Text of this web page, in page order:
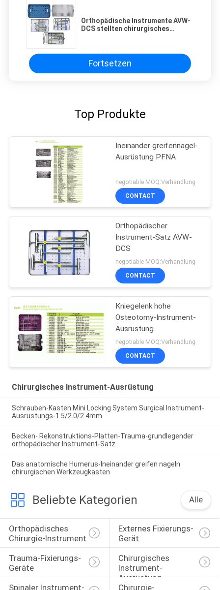
Orthopädische Instrumente AVW-
DCS stellten chirurgisches
Fortsetzen
Top Produkte
Ineinander greifennagel-
Ausrüstung PFNA
negotiable MOQ:Verhandlung
CONTACT
Orthopädischer
Instrument-Satz AVW-
DCS
negotiable MOQ:Verhandlung
CONTACT
Kniegelenk hohe
Osteotomy-Instrument-
Ausrüstung
negotiable MOQ:Verhandlung
CONTACT
Chirurgisches Instrument-Ausrüstung
Schrauben-Kasten Mini Locking System Surgical Instrument-
Ausrüstungs-1.5/2.0/2.4mm
Becken- Rekonstruktions-Platten-Trauma-grundlegender
orthopädischer Instrument-Satz
Das anatomische Humerus-Ineinander greifen nageln
chirurgischen Werkzeugkasten
Beliebte Kategorien Alle
Orthopädisches
Chirurgie-Instrument
Externes Fixierungs-
Gerät
Trauma-Fixierungs-
Geräte
Chirurgisches
Instrument-
Ausrüstung
Spinaler Instrument-
Chirurgie-